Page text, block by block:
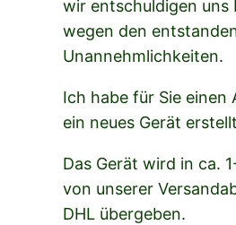
wir entschuldigen uns
wegen den
Unannehmlichkeiten.
Ich habe für Sie einen
ein neues Gerät
Das Gerät wird in ca.
von unserer
DHL übergeben.